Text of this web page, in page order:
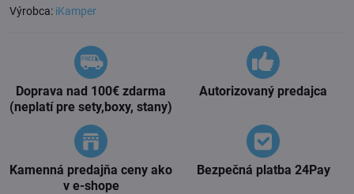
Výrobca: iKamper
Doprava nad 100€ zdarma
(neplatí pre sety,boxy, stany)
Autorizovaný predajca
Kamenná predajňa ceny ako
v e-shope
Bezpečná platba 24Pay